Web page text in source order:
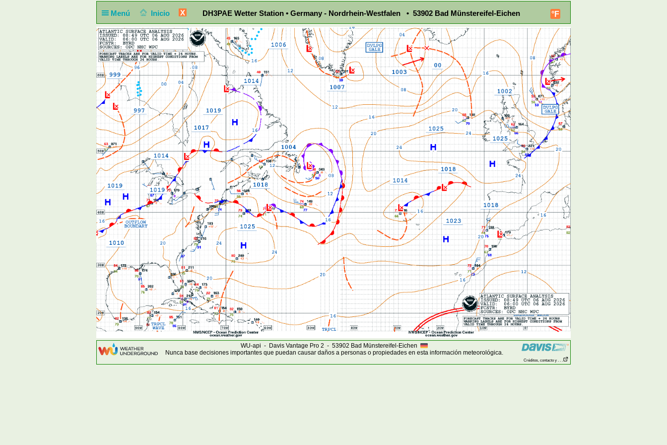
Menú Inicio X °F
DH3PAE Wetter Station • Germany - Nordrhein-Westfalen • 53902 Bad Münstereifel-Eichen
WU-api - Davis Vantage Pro 2 - 53902 Bad Münstereifel-Eichen
Nunca base decisiones importantes que puedan causar daños a personas o propiedades en esta información meteorológica.
Créditos, contacto y . . .